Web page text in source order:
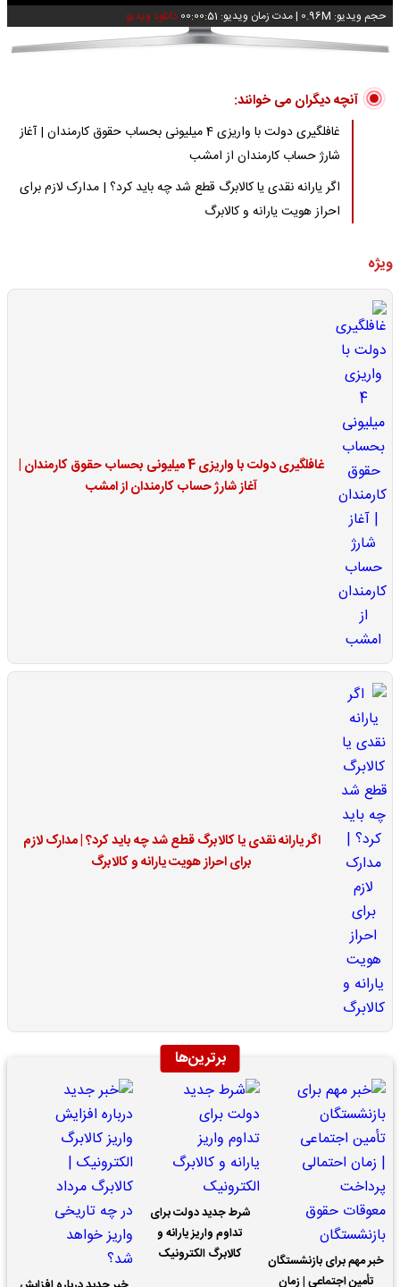
حجم ویدیو: 0.96M |مدت زمان ویدیو: 00:00:51 دانلود ویدیو
آنچه دیگران می خوانند:
غافلگیری دولت با واریزی 4 میلیونی بحساب حقوق کارمندان | آغاز
شارژ حساب کارمندان از امشب
اگر یارانه نقدی یا کالابرگ قطع شد چه باید کرد؟ | مدارک لازم برای
احراز هویت یارانه و کالابرگ
ویژه
غافلگیری دولت با واریزی 4 میلیونی بحساب حقوق کارمندان |
آغاز شارژ حساب کارمندان از امشب
اگر یارانه نقدی یا کالابرگ قطع شد چه باید کرد؟ | مدارک لازم
برای احراز هویت یارانه و کالابرگ
برترین‌ها
خبر مهم برای بازنشستگان
تأمین اجتماعی | زمان
شرط جدید دولت برای
تداوم واریز یارانه و
کالابرگ الکترونیک